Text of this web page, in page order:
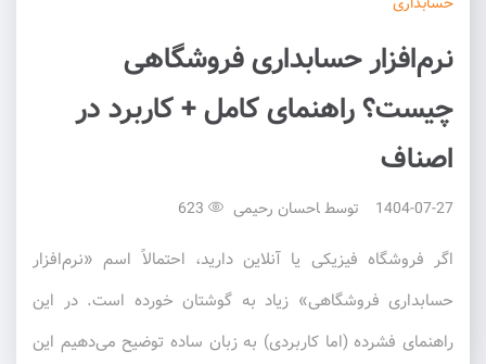
نرم‌افزار حسابداری فروشگاهی
چیست؟ راهنمای کامل + کاربرد در
اصناف
1404-07-27 توسط احسان رحیمی
اگر فروشگاه فیزیکی یا آنلاین دارید، احتمالاً اسم «نرم‌افزار
حسابداری فروشگاهی» زیاد به گوشتان خورده است. در این
راهنمای فشرده (اما کاربردی) به زبان ساده توضیح می‌دهیم این